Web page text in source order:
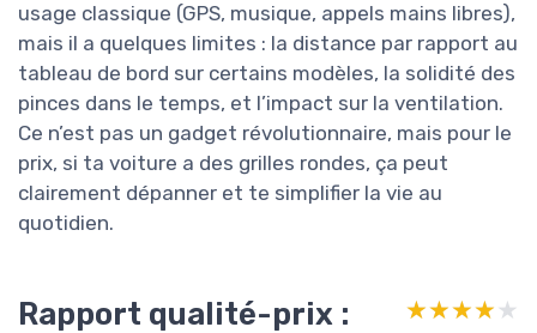
usage classique (GPS, musique, appels mains libres),
mais il a quelques limites : la distance par rapport au
tableau de bord sur certains modèles, la solidité des
pinces dans le temps, et l’impact sur la ventilation.
Ce n’est pas un gadget révolutionnaire, mais pour le
prix, si ta voiture a des grilles rondes, ça peut
clairement dépanner et te simplifier la vie au
quotidien.
Rapport qualité-prix :
★★★★★
★★★★★